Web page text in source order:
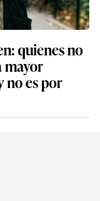
quienes no
mayor
no es por